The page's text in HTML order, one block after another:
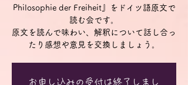
Philosophie der Freiheit』をドイツ語原文で
読む会です。
原文を読んで味わい、解釈について話し合っ
お申し込みの受付は終了しまし